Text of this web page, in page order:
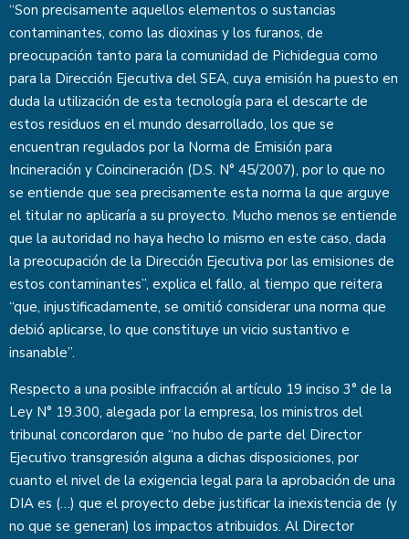
“Son precisamente aquellos elementos o sustancias
contaminantes, como las dioxinas y los furanos, de
preocupación tanto para la comunidad de Pichidegua como
para la Dirección Ejecutiva del SEA, cuya emisión ha puesto en
duda la utilización de esta tecnología para el descarte de
estos residuos en el mundo desarrollado, los que se
encuentran regulados por la Norma de Emisión para
Incineración y Coincineración (D.S. N° 45/2007), por lo que no
se entiende que sea precisamente esta norma la que arguye
el titular no aplicaría a su proyecto. Mucho menos se entiende
que la autoridad no haya hecho lo mismo en este caso, dada
la preocupación de la Dirección Ejecutiva por las emisiones de
estos contaminantes”, explica el fallo, al tiempo que reitera
“que, injustificadamente, se omitió considerar una norma que
debió aplicarse, lo que constituye un vicio sustantivo e
insanable”.
Respecto a una posible infracción al artículo 19 inciso 3° de la
Ley N° 19.300, alegada por la empresa, los ministros del
tribunal concordaron que “no hubo de parte del Director
Ejecutivo transgresión alguna a dichas disposiciones, por
cuanto el nivel de la exigencia legal para la aprobación de una
DIA es (…) que el proyecto debe justificar la inexistencia de (y
no que se generan) los impactos atribuidos. Al Director